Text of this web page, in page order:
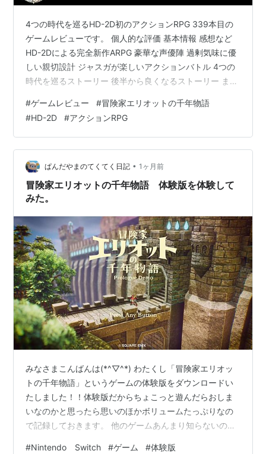
4つの時代を巡るHD-2D初のアクションRPG 339本目の
ゲームレビューです。 個人的な評価 基本情報 感想など
HD-2Dによる完全新作ARPG 豪華な声優陣 過剰気味に優
しい親切設計 ジャスガが楽しいアクションバトル 4つの
時代を巡るストーリー 後半から良くなるストーリー まと
日後以降に更新されます。 ○良ゲー 正直、中盤までは時
代が変わっても使いまわしのマップやストーリーにいま
いちな印象でしたが、終盤からストーリーが良くなって
最終的には十分満足できるゲームでした。 パリィ中心の
アクションとメインストーリーがとても良かったです。
…
#ゲームレビュー #冒険家エリオットの千年物語
#HD-2D #アクションRPG
ぱんだやまのてくてく日記 • 1ヶ月前
冒険家エリオットの千年物語 体験版を体験して
みた。
みなさまこんばんは(*^▽^*) わたくし「冒険家エリオッ
トの千年物語」というゲームの体験版をダウンロードい
たしました！！体験版だからちょこっと遊んだらおしま
いなのかと思ったら思いのほかボリュームたっぷりなの
で記録しておきます。 他のゲームあんまり知らないので
#Nintendo Switch #ゲーム #体験版